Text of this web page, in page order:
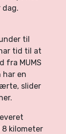
dag.
til
tid til at
fra MUMS
har en
slider
kilometer